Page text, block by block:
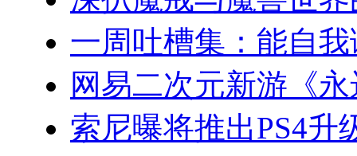
一周吐槽集：能自
网易二次元新游《
索尼曝将推出PS4升